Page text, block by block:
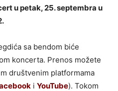
u petak, 25. septembra u
sa bendom biće
koncerta. Prenos možete
društvenim platformama
i YouTube). Tokom